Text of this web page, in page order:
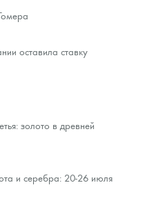
оставила ставку
золото в древней
и серебра: 20-26 июля